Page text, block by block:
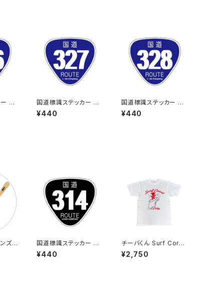
35
国道標識ステッカー 32
7号線
¥440
国道標識ステッカー 32
8号線
¥440
ズス
国道標識ステッカー 31
4号線（ブラック）
¥440
チーバくん Surf Cors
t：Tシャツ（White）
¥2,750